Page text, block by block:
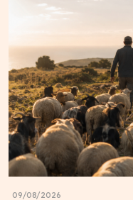
09/08/2026